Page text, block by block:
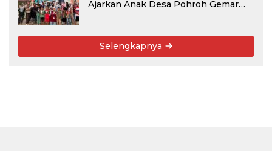
Ajarkan Anak Desa Pohroh Gemar
Selengkapnya